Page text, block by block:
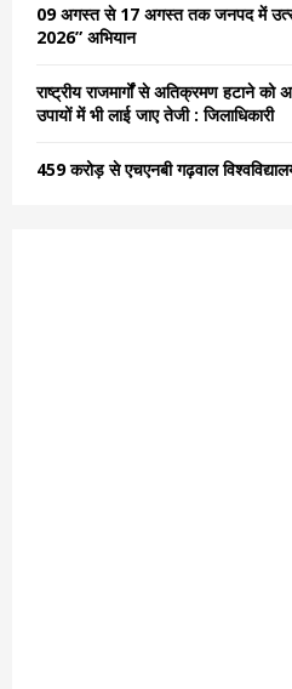
09 अगस्त से 17 अगस्त तक जनपद में
2026” अभियान
राष्ट्रीय राजमार्गों से अतिक्रमण हटाने
उपायों में भी लाई जाए तेजी : जिलाधिकारी
459 करोड़ से एचएनबी गढ़वाल